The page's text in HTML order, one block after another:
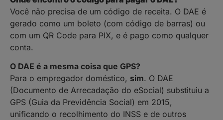
Você não precisa de um código de receita. O DAE é
gerado como um boleto (com código de barras) ou
com um QR Code para PIX, e é pago como qualquer
conta.
O DAE é a mesma coisa que GPS?
Para o empregador doméstico, sim. O DAE
(Documento de Arrecadação do eSocial) substituiu a
GPS (Guia da Previdência Social) em 2015,
unificando o recolhimento do INSS e de outros